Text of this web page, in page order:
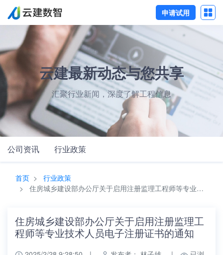
申请试用
云建最新动态与您共享
汇聚行业新闻，深度了解工程信息
公司资讯 行业政策
首页
行业政策
住房城乡建设部办公厅关于启用注册监理工程师等专业技术人员电子注册证书的通知
住房城乡建设部办公厅关于启用注册监理工
程师等专业技术人员电子注册证书的通知